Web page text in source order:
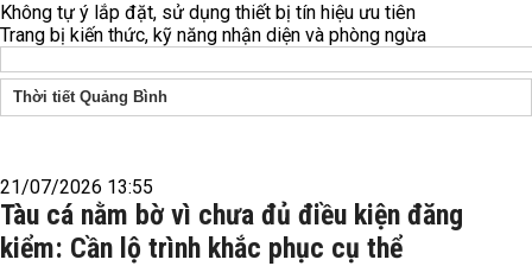
Không tự ý lắp đặt, sử dụng thiết bị tín hiệu ưu tiên
Trang bị kiến thức, kỹ năng nhận diện và phòng ngừa
Thời tiết Quảng Bình
21/07/2026 13:55
Tàu cá nằm bờ vì chưa đủ điều kiện đăng
kiểm: Cần lộ trình khắc phục cụ thể